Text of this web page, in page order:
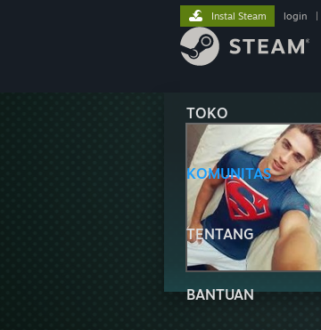
TOKO
KOMUNITAS
TENTANG
BANTUAN
Instal Steam login